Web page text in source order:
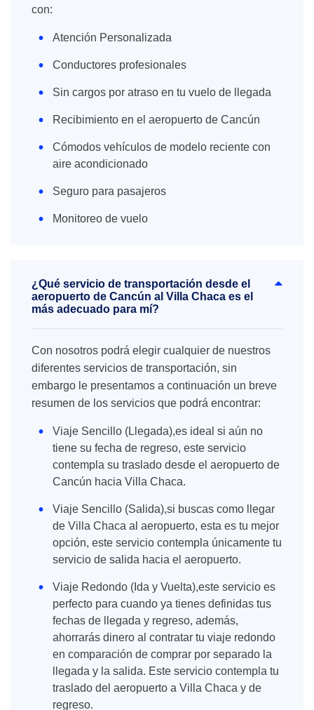
con:
Atención Personalizada
Conductores profesionales
Sin cargos por atraso en tu vuelo de llegada
Recibimiento en el aeropuerto de Cancún
Cómodos vehículos de modelo reciente con
aire acondicionado
Seguro para pasajeros
Monitoreo de vuelo
¿Qué servicio de transportación desde el
aeropuerto de Cancún al Villa Chaca es el
más adecuado para mí?
Con nosotros podrá elegir cualquier de nuestros
diferentes servicios de transportación, sin
embargo le presentamos a continuación un breve
resumen de los servicios que podrá encontrar:
Viaje Sencillo (Llegada),es ideal si aún no
tiene su fecha de regreso, este servicio
contempla su traslado desde el aeropuerto de
Cancún hacia Villa Chaca.
Viaje Sencillo (Salida),si buscas como llegar
de Villa Chaca al aeropuerto, esta es tu mejor
opción, este servicio contempla únicamente tu
servicio de salida hacia el aeropuerto.
Viaje Redondo (Ida y Vuelta),este servicio es
perfecto para cuando ya tienes definidas tus
fechas de llegada y regreso, además,
ahorrarás dinero al contratar tu viaje redondo
en comparación de comprar por separado la
llegada y la salida. Este servicio contempla tu
traslado del aeropuerto a Villa Chaca y de
regreso.